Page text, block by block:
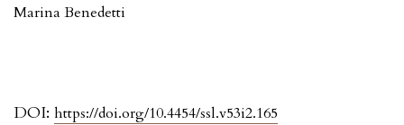
Marina Benedetti
DOI: https://doi.org/10.4454/ssl.v53i2.165